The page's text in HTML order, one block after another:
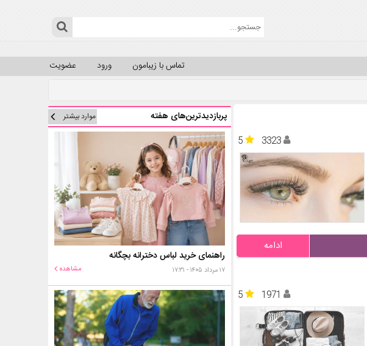
عضویت ورود تماس با زیبامون
5
3323
ادامه
5
1971
پربازدیدترین‌های هفته موارد بیشتر
راهنمای خرید لباس دخترانه بچگانه
۱۷ مرداد ۱۴۰۵ - ۱۷:۳۱ مشاهده